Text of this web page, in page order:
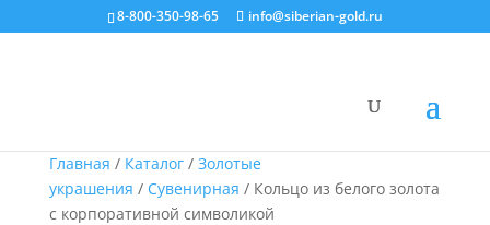
8-800-350-98-65 info@siberian-gold.ru
Главная / Каталог/ Золотые
украшения / Сувенирная / Кольцо из белого золота
с корпоративной символикой